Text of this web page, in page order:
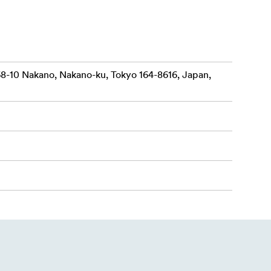
for
vil en
10 Nakano, Nakano-ku, Tokyo 164-8616, Japan,